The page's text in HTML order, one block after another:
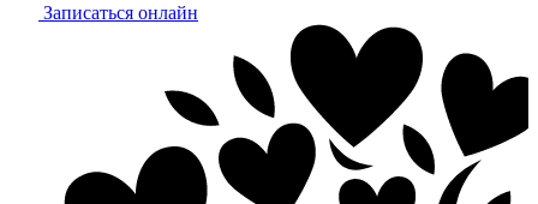
Записаться онлайн